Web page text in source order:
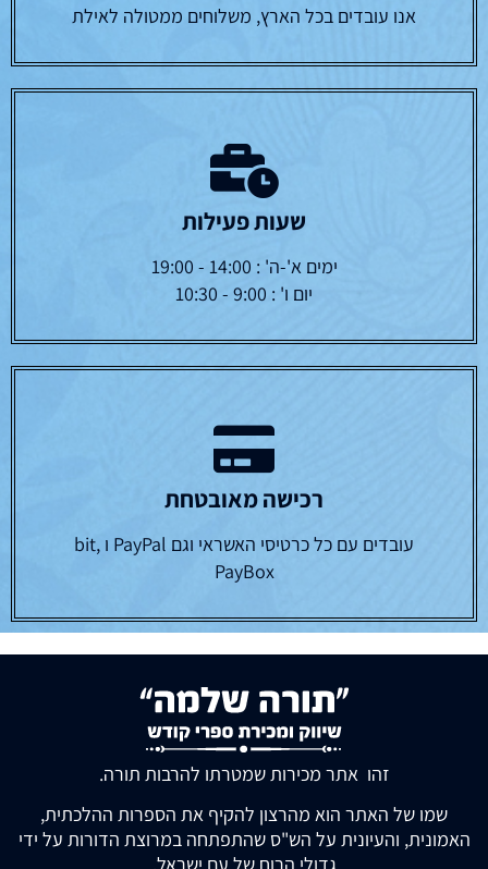
אנו עובדים בכל הארץ, משלוחים ממטולה לאילת
שעות פעילות
ימים א'-ה' : 14:00 - 19:00
יום ו' : 9:00 - 10:30
רכישה מאובטחת
עובדים עם כל כרטיסי האשראי וגם PayPal ו bit,
PayBox
זהו אתר מכירות שמטרתו להרבות תורה.
שמו של האתר הוא מהרצון להקיף את הספרות ההלכתית,
האמונית, והעיונית על הש"ס שהתפתחה במרוצת הדורות על ידי